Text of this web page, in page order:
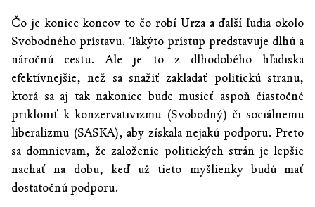
Čo je koniec koncov to čo robí Urza a ďalší ľudia okolo
Svobodného prístavu. Takýto prístup predstavuje dlhú a
náročnú cestu. Ale je to z dlhodobého hľadiska
efektívnejšie, než sa snažiť zakladať politickú stranu,
ktorá sa aj tak nakoniec bude musieť aspoň čiastočné
prikloniť k konzervativizmu (Svobodný) či sociálnemu
liberalizmu (SASKA), aby získala nejakú podporu. Preto
sa domnievam, že založenie politických strán je lepšie
nachať na dobu, keď už tieto myšlienky budú mať
dostatočnú podporu.